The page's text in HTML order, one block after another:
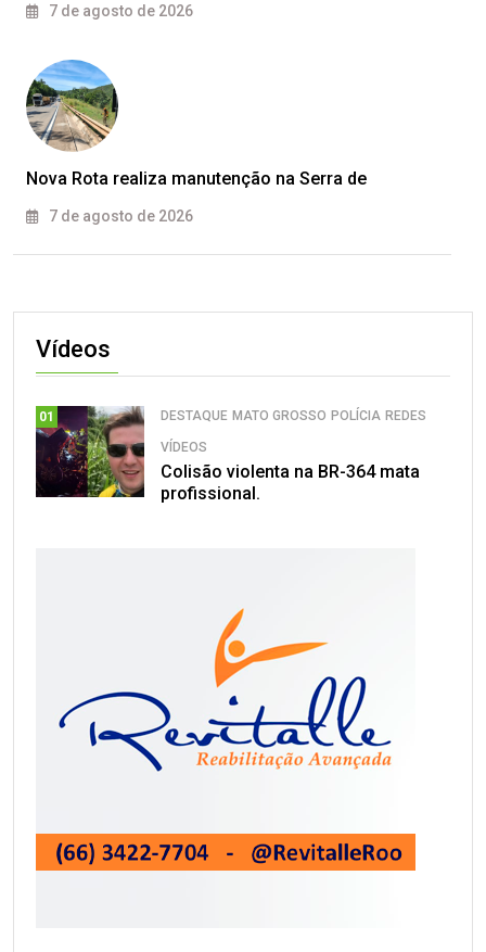
7 de agosto de 2026
Nova Rota realiza manutenção na Serra de
7 de agosto de 2026
Vídeos
01 DESTAQUE MATO GROSSO POLÍCIA REDES
VÍDEOS
Colisão violenta na BR-364 mata
profissional.